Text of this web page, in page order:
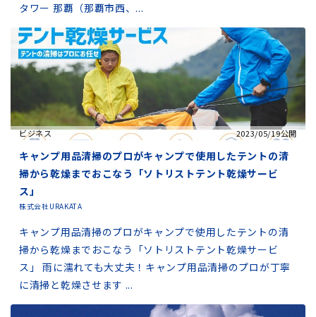
タワー 那覇（那覇市西、...
ビジネス 2023/05/19公開
キャンプ用品清掃のプロがキャンプで使用したテントの清
掃から乾燥までおこなう「ソトリストテント乾燥サービ
ス」
株式会社URAKATA
キャンプ用品清掃のプロがキャンプで使用したテントの清
掃から乾燥までおこなう「ソトリストテント乾燥サービ
ス」 雨に濡れても大丈夫！キャンプ用品清掃のプロが丁寧
に清掃と乾燥させます ...